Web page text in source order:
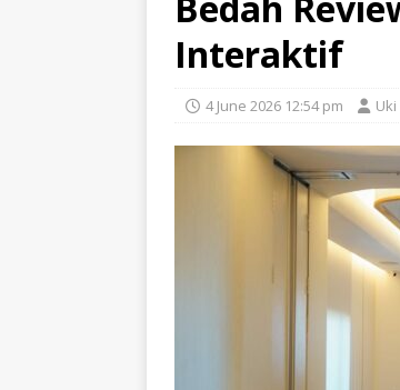
Interaktif
4 June 2026 12:54 pm Uki